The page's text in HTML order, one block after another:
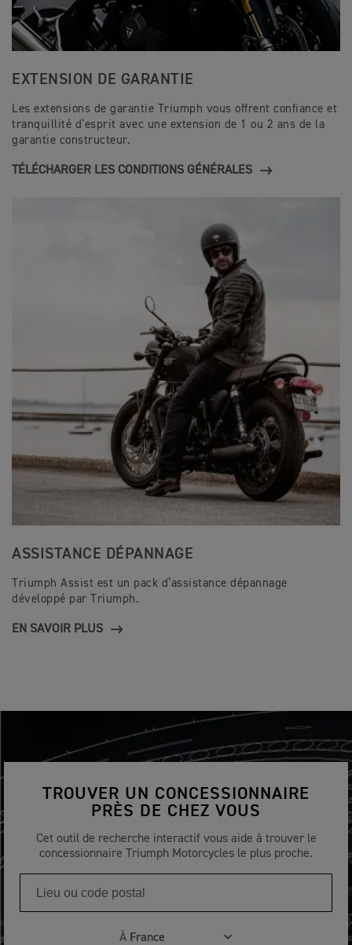
EXTENSION DE GARANTIE
Les extensions de garantie Triumph vous offrent confiance et
tranquillité d’esprit avec une extension de 1 ou 2 ans de la
garantie constructeur.
TÉLÉCHARGER LES CONDITIONS GÉNÉRALES
ASSISTANCE DÉPANNAGE
Triumph Assist est un pack d’assistance dépannage
développé par Triumph.
EN SAVOIR PLUS
TROUVER UN CONCESSIONNAIRE
PRÈS DE CHEZ VOUS
Cet outil de recherche interactif vous aide à trouver le
concessionnaire Triumph Motorcycles le plus proche.
À